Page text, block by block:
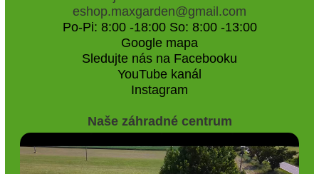
eshop.maxgarden@gmail.com
Po-Pi: 8:00 -18:00 So: 8:00 -13:00
Google mapa
Sledujte nás na Facebooku
YouTube kanál
Instagram
Naše záhradné centrum